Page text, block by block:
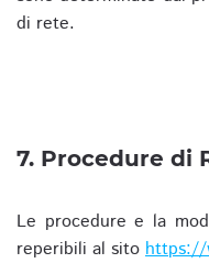
di rete.
7. Procedure di
Le procedure e la
reperibili al sito https://